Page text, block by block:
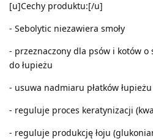
[u]Cechy produktu:[/u]
- Sebolytic niezawiera smoły
- przeznaczony dla psów i kotów o
do łupieżu
- usuwa nadmiaru płatków
- reguluje proces keratynizacji
- reguluje produkcję łoju